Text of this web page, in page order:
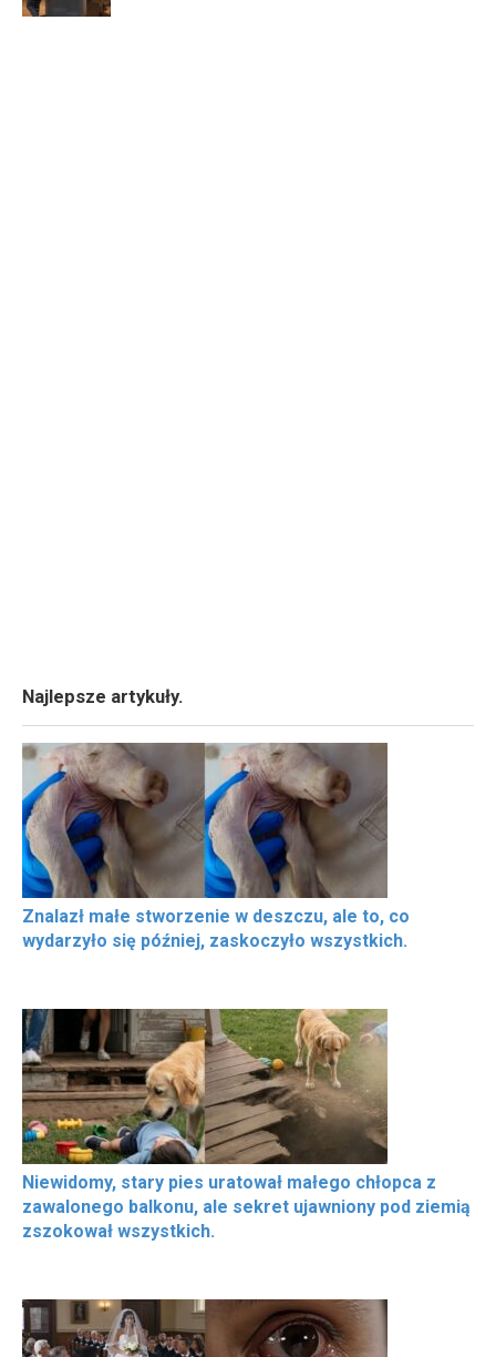
Najlepsze artykuły.
Znalazł małe stworzenie w deszczu, ale to, co
wydarzyło się później, zaskoczyło wszystkich.
Niewidomy, stary pies uratował małego chłopca z
zawalonego balkonu, ale sekret ujawniony pod ziemią
zszokował wszystkich.